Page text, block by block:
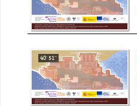
40' 51''